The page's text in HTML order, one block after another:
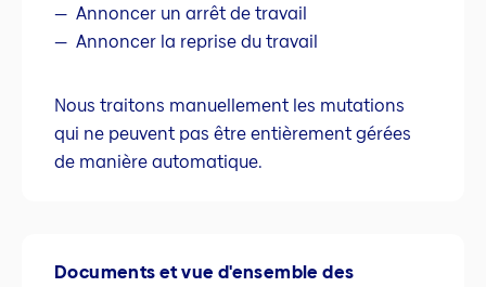
Annoncer un arrêt de travail
Annoncer la reprise du travail
Nous traitons manuellement les mutations
qui ne peuvent pas être entièrement gérées
de manière automatique.
Documents et vue d'ensemble des